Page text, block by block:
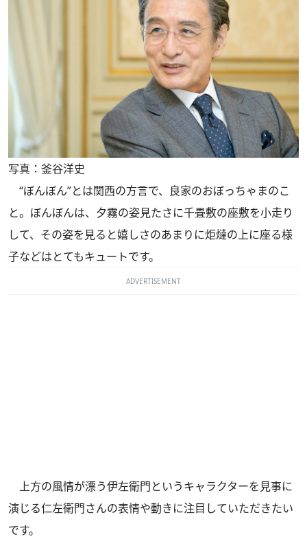
写真：釜谷洋史
“ぼんぼん”とは関西の方言で、良家のおぼっちゃまのこ
と。ぼんぼんは、夕霧の姿見たさに千畳敷の座敷を小走り
して、その姿を見ると嬉しさのあまりに炬燵の上に座る様
子などはとてもキュートです。
ADVERTISEMENT
上方の風情が漂う伊左衛門というキャラクターを見事に
演じる仁左衛門さんの表情や動きに注目していただきたい
です。